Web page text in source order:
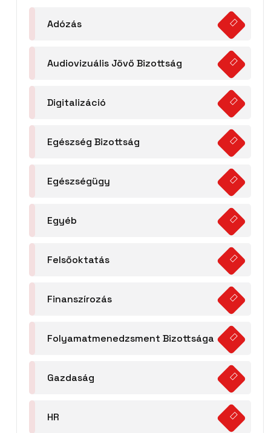
Adózás
Audiovizuális Jövő Bizottság
Digitalizáció
Egészség Bizottság
Egészségügy
Egyéb
Felsőoktatás
Finanszírozás
Folyamatmenedzsment Bizottsága
Gazdaság
HR